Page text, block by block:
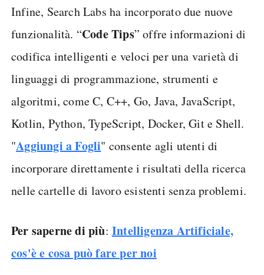
Infine, Search Labs ha incorporato due nuove
funzionalità. “Code Tips” offre informazioni di
codifica intelligenti e veloci per una varietà di
linguaggi di programmazione, strumenti e
algoritmi, come C, C++, Go, Java, JavaScript,
Kotlin, Python, TypeScript, Docker, Git e Shell.
"Aggiungi a Fogli" consente agli utenti di
incorporare direttamente i risultati della ricerca
nelle cartelle di lavoro esistenti senza problemi.
Per saperne di più:Intelligenza Artificiale,
cos'è e cosa può fare per noi